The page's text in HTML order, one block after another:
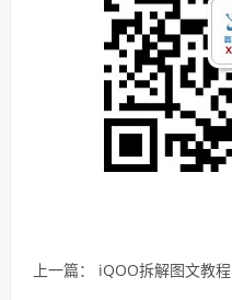
上一篇： iQOO拆解图文教程